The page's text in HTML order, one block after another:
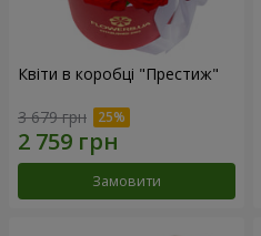
Квіти в коробці "Престиж"
3 679 грн
Замовити